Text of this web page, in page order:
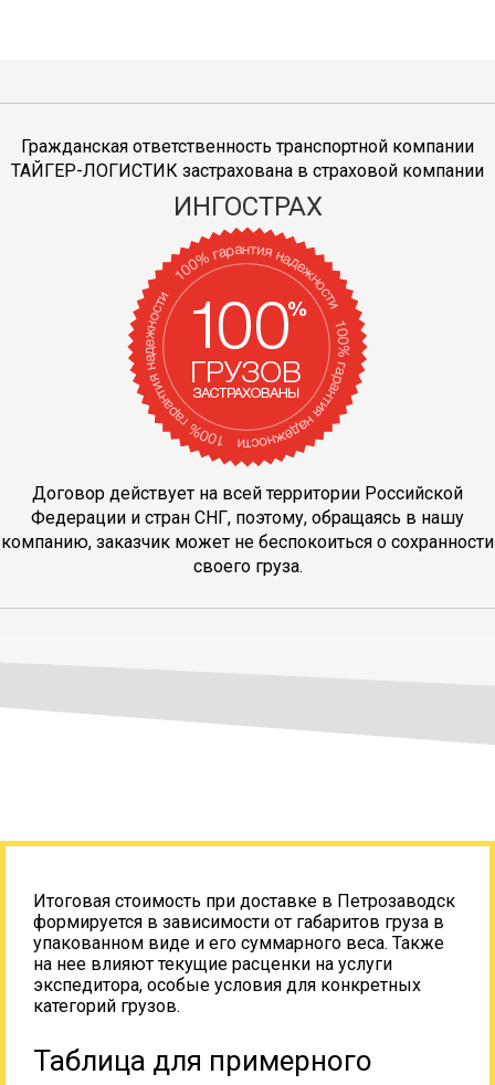
Гражданская ответственность транспортной компании
ТАЙГЕР-ЛОГИСТИК застрахована в страховой компании
ИНГОСТРАХ
Договор действует на всей территории Российской
Федерации и стран СНГ, поэтому, обращаясь в нашу
компанию, заказчик может не беспокоиться о сохранности
своего груза.
Итоговая стоимость при доставке в Петрозаводск
формируется в зависимости от габаритов груза в
упакованном виде и его суммарного веса. Также
на нее влияют текущие расценки на услуги
экспедитора, особые условия для конкретных
категорий грузов.
Таблица для примерного